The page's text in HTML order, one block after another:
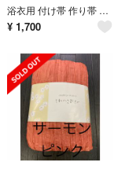
浴衣用 付け帯 作り帯 赤×紺
¥ 1,700